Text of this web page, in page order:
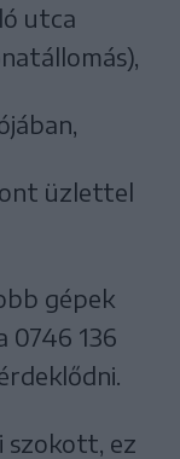
utca
üzlettel
gépek
0746 136
szokott, ez